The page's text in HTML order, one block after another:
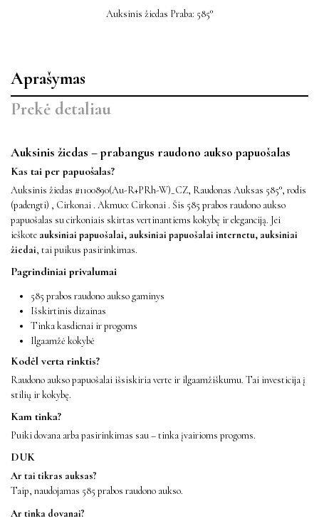
Auksinis žiedas Praba: 585°
Aprašymas
Prekė detaliau
Auksinis žiedas – prabangus raudono aukso papuošalas
Kas tai per papuošalas?
Auksinis žiedas #1100890(Au-R+PRh-W)_CZ, Raudonas Auksas 585°, rodis
(padengti) , Cirkonai . Akmuo: Cirkonai . Šis 585 prabos raudono aukso
papuošalas su cirkoniais skirtas vertinantiems kokybę ir eleganciją. Jei
ieškote auksiniai papuošalai, auksiniai papuošalai internetu, auksiniai
žiedai, tai puikus pasirinkimas.
Pagrindiniai privalumai
585 prabos raudono aukso gaminys
Išskirtinis dizainas
Tinka kasdienai ir progoms
Ilgaamžė kokybė
Kodėl verta rinktis?
Raudono aukso papuošalai išsiskiria verte ir ilgaamžiškumu. Tai investicija į
stilių ir kokybę.
Kam tinka?
Puiki dovana arba pasirinkimas sau – tinka įvairioms progoms.
DUK
Ar tai tikras auksas?
Taip, naudojamas 585 prabos raudono aukso.
Ar tinka dovanai?